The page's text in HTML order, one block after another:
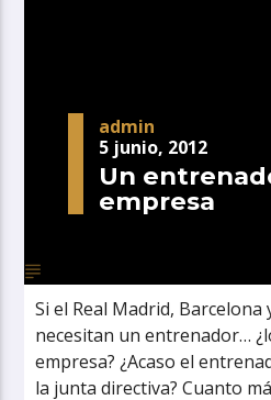
admin
5 junio, 2012
Un
empresa
Si el Real Madrid, Barcelona
necesitan un entrenador…
empresa? ¿Acaso el
la junta directiva? Cuanto